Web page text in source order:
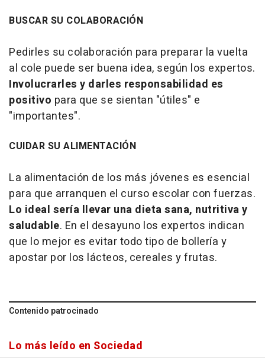
BUSCAR SU COLABORACIÓN
Pedirles su colaboración para preparar la vuelta
al cole puede ser buena idea, según los expertos.
Involucrarles y darles responsabilidad es
positivo para que se sientan "útiles" e
"importantes".
CUIDAR SU ALIMENTACIÓN
La alimentación de los más jóvenes es esencial
para que arranquen el curso escolar con fuerzas.
Lo ideal sería llevar una dieta sana, nutritiva y
saludable. En el desayuno los expertos indican
que lo mejor es evitar todo tipo de bollería y
apostar por los lácteos, cereales y frutas.
Contenido patrocinado
Lo más leído en Sociedad